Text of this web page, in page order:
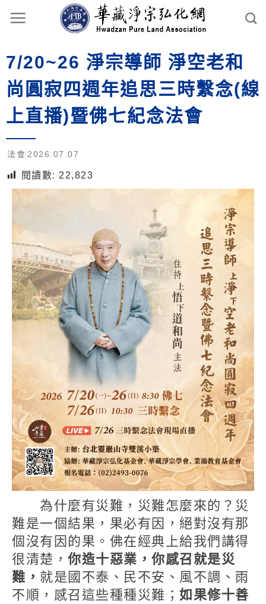
7/20~26 淨宗導師 淨空老和
尚圓寂四週年追思三時繫念(線
上直播)暨佛七紀念法會
法會 2026.07.07
閱讀數: 22,823
為什麼有災難，災難怎麼來的？災
難是一個結果，果必有因，絕對沒有那
個沒有因的果。佛在經典上給我們講得
很清楚， 你造十惡業，你感召就是災
難， 就是國不泰、民不安、風不調、雨
不順，感召這些種種災難； 如果修十善